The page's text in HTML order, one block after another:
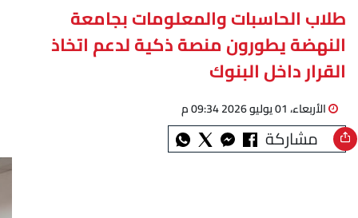
طلاب الحاسبات والمعلومات بجامعة
النهضة يطورون منصة ذكية لدعم اتخاذ
القرار داخل البنوك
الأربعاء، 01 يوليو 2026 09:34 م
مشاركة